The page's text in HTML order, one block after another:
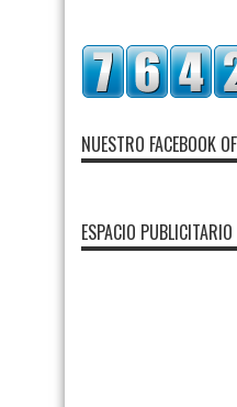
NUESTRO FACEBOOK
ESPACIO PUBLICITARIO